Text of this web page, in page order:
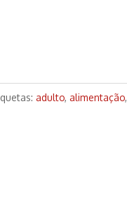
adulto, alimentação,